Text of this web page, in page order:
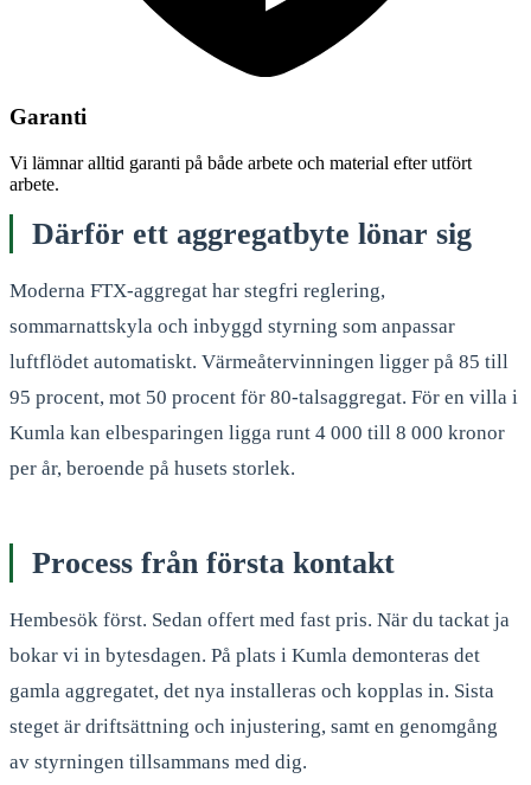
Garanti
Vi lämnar alltid garanti på både arbete och material efter utfört
arbete.
Därför ett aggregatbyte lönar sig
Moderna FTX-aggregat har stegfri reglering,
sommarnattskyla och inbyggd styrning som anpassar
luftflödet automatiskt. Värmeåtervinningen ligger på 85 till
95 procent, mot 50 procent för 80-talsaggregat. För en villa i
Kumla kan elbesparingen ligga runt 4 000 till 8 000 kronor
per år, beroende på husets storlek.
Process från första kontakt
Hembesök först. Sedan offert med fast pris. När du tackat ja
bokar vi in bytesdagen. På plats i Kumla demonteras det
gamla aggregatet, det nya installeras och kopplas in. Sista
steget är driftsättning och injustering, samt en genomgång
av styrningen tillsammans med dig.